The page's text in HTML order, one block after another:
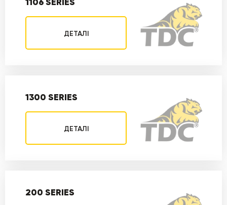
ДЕТАЛІ
1300 SERIES
ДЕТАЛІ
200 SERIES